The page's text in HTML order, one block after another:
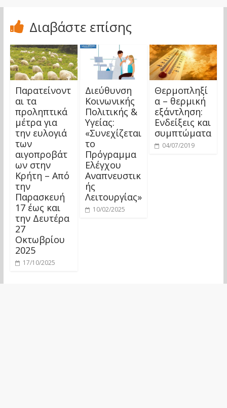
Διαβάστε επίσης
Παρατείνοντ
αι τα
προληπτικά
μέτρα για
την ευλογιά
των
αιγοπροβάτ
ων στην
Κρήτη – Από
την
Παρασκευή
17 έως και
την Δευτέρα
27
Οκτωβρίου
2025
17/10/2025
Διεύθυνση
Κοινωνικής
Πολιτικής &
Υγείας:
«Συνεχίζεται
το
Πρόγραμμα
Ελέγχου
Αναπνευστικ
ής
Λειτουργίας»
10/02/2025
Θερμοπληξί
α – θερμική
εξάντληση:
Eνδείξεις και
συμπτώματα
04/07/2019